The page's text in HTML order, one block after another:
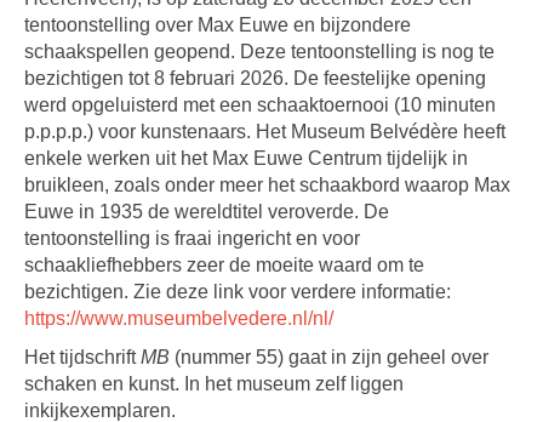
tentoonstelling over Max Euwe en bijzondere
schaakspellen geopend. Deze tentoonstelling is nog te
bezichtigen tot 8 februari 2026. De feestelijke opening
werd opgeluisterd met een schaaktoernooi (10 minuten
p.p.p.p.) voor kunstenaars. Het Museum Belvédère heeft
enkele werken uit het Max Euwe Centrum tijdelijk in
bruikleen, zoals onder meer het schaakbord waarop Max
Euwe in 1935 de wereldtitel veroverde. De
tentoonstelling is fraai ingericht en voor
schaakliefhebbers zeer de moeite waard om te
bezichtigen. Zie deze link voor verdere informatie:
https://www.museumbelvedere.nl/nl/
Het tijdschriftMB (nummer 55) gaat in zijn geheel over
schaken en kunst. In het museum zelf liggen
inkijkexemplaren.